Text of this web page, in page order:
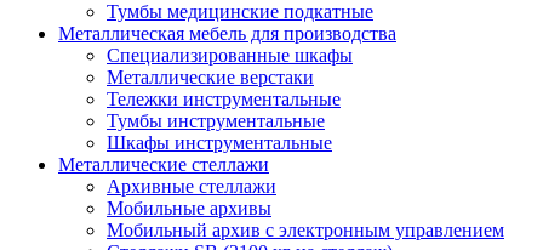
Тумбы медицинские подкатные
Металлическая мебель для производства
Cпециализированные шкафы
Металлические верстаки
Тележки инструментальные
Тумбы инструментальные
Шкафы инструментальные
Металлические стеллажи
Архивные стеллажи
Мобильные архивы
Мобильный архив с электронным управлением